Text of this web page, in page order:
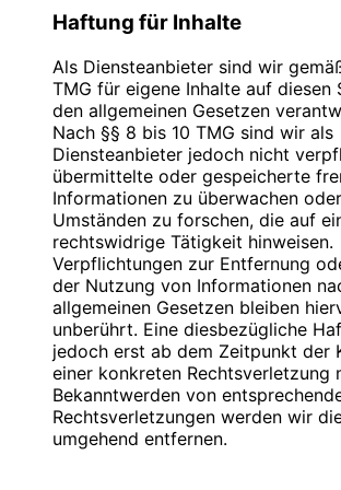
Umsatzsteuer-
§27 a Umsatzsteuergesetz:
DE 283623660
Verantwortlich für den Inhalt nach
RStV:
Name: Christian Hinzmann
Strasse: Friedhofsweg 5
PLZ/Ort: 12529 Großziethen
E-Mail: info@blauweb.de
Telefon: +49 3379 591 001
Telefax: +49 3379 591 002
Mobil: +49 176 277 50 500
aufgeführten Datenschutzerklärung.
Datenerfassung auf dieser Website
Wer ist verantwortlich für die
auf dieser Website?
Die Datenverarbeitung auf dieser
erfolgt durch den Websitebetreiber.
Kontaktdaten können Sie dem
dieser Website entnehmen.
Wie erfassen wir Ihre Daten?
Ihre Daten werden zum einen
dass Sie uns diese mitteilen.
sich z. B. um Daten handeln, die
Kontaktformular eingeben.
Andere Daten werden
Besuch der Website durch unsere
Haftung für Inhalte
Als Diensteanbieter sind wir
TMG für eigene Inhalte auf diesen
den allgemeinen Gesetzen
Nach §§ 8 bis 10 TMG sind wir als
Diensteanbieter jedoch nicht
übermittelte oder gespeicherte
Informationen zu überwachen
Umständen zu forschen, die auf
rechtswidrige Tätigkeit hinweisen.
Verpflichtungen zur Entfernung
der Nutzung von Informationen
allgemeinen Gesetzen bleiben
unberührt. Eine diesbezügliche
jedoch erst ab dem Zeitpunkt der
einer konkreten Rechtsverletzung
Bekanntwerden von
Rechtsverletzungen werden wir
umgehend entfernen.